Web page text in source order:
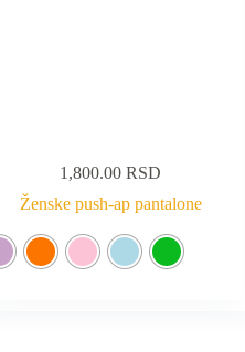
1,800.00 RSD
Ženske push-ap pantalone